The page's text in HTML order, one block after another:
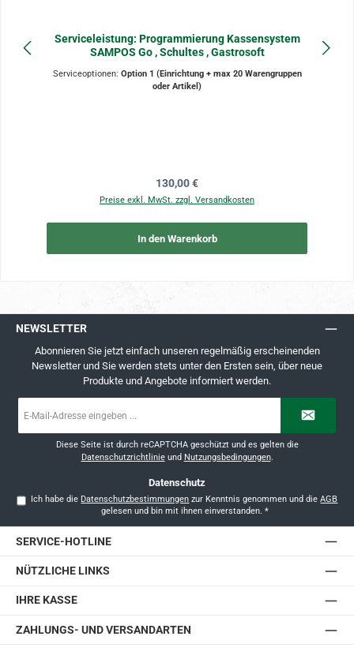
Serviceleistung: Programmierung Kassensystem
SAMPOS Go , Schultes , Gastrosoft
Serviceoptionen: Option 1 (Einrichtung + max 20 Warengruppen
oder Artikel)
Regulärer Preis:
130,00 €
Preise exkl. MwSt. zzgl. Versandkosten
In den Warenkorb
NEWSLETTER
Abonnieren Sie jetzt einfach unseren regelmäßig erscheinenden
Newsletter und Sie werden stets unter den Ersten sein, über neue
Produkte und Angebote informiert werden.
Mail-
Diese Seite ist durch reCAPTCHA geschützt und es gelten die
Datenschutzrichtlinieund Nutzungsbedingungen.
Datenschutz
Ich habe die Datenschutzbestimmungen zur Kenntnis genommen und dieAGB
gelesen und bin mit ihnen einverstanden. *
SERVICE-HOTLINE
NÜTZLICHE LINKS
IHRE KASSE
ZAHLUNGS- UND VERSANDARTEN